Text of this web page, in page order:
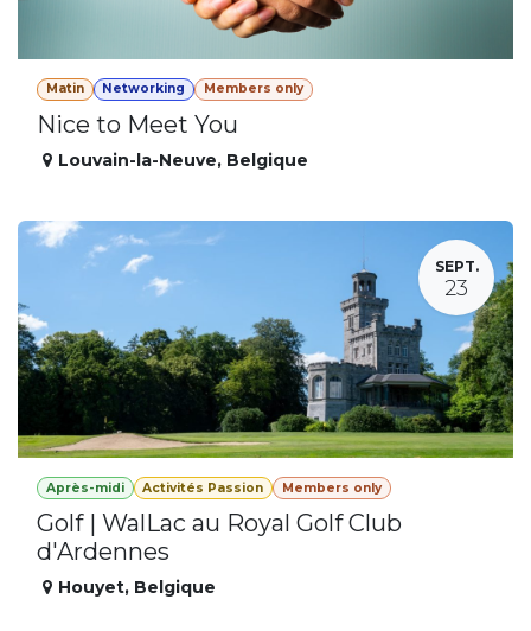
Matin Networking Members only
Nice to Meet You
Louvain-la-Neuve, Belgique
SEPT.
23
Après-midi Activités Passion Members only
Golf | WalLac au Royal Golf Club
d'Ardennes
Houyet, Belgique